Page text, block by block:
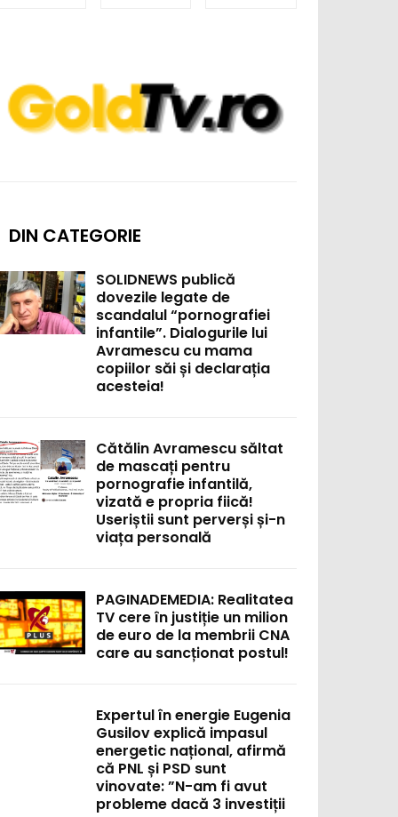
DIN CATEGORIE
SOLIDNEWS publică
dovezile legate de
scandalul “pornografiei
infantile”. Dialogurile lui
Avramescu cu mama
copiilor săi și declarația
acesteia!
Cătălin Avramescu săltat
de mascați pentru
pornografie infantilă,
vizată e propria fiică!
Useriștii sunt perverși și-n
viața personală
PAGINADEMEDIA: Realitatea
TV cere în justiție un milion
de euro de la membrii CNA
care au sancționat postul!
Expertul în energie Eugenia
Gusilov explică impasul
energetic național, afirmă
că PNL și PSD sunt
vinovate: ”N-am fi avut
probleme dacă 3 investiții